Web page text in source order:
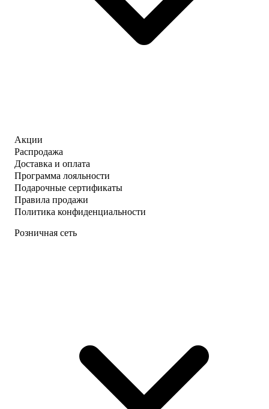
Акции
Распродажа
Доставка и оплата
Программа лояльности
Подарочные сертификаты
Правила продажи
Политика конфиденциальности
Розничная сеть